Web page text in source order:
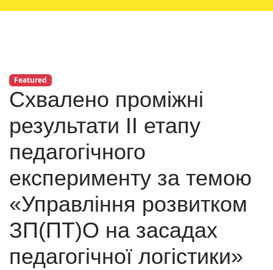
Featured
Схвалено проміжні
результати ІІ етапу
педагогічного
експерименту за темою
«Управління розвитком
ЗП(ПТ)О на засадах
педагогічної логістики»